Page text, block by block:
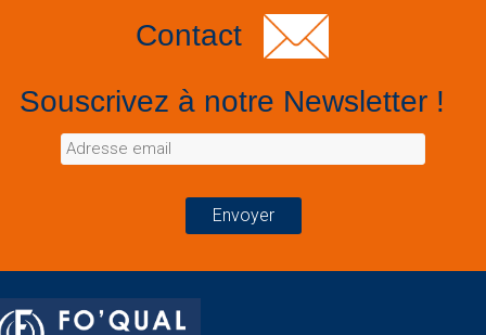
Contact
Souscrivez à notre Newsletter !